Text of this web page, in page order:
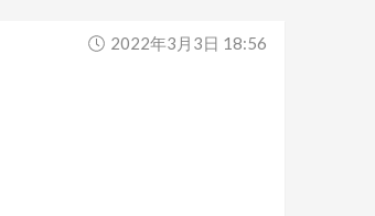
2022年3月3日 18:56